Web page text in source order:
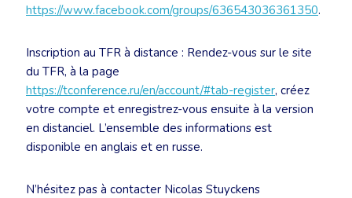
https://www.facebook.com/groups/636543036361350.
Inscription au TFR à distance : Rendez-vous sur le site
du TFR, à la page
https://tconference.ru/en/account/#tab-register, créez
votre compte et enregistrez-vous ensuite à la version
en distanciel. L’ensemble des informations est
disponible en anglais et en russe.
N’hésitez pas à contacter Nicolas Stuyckens